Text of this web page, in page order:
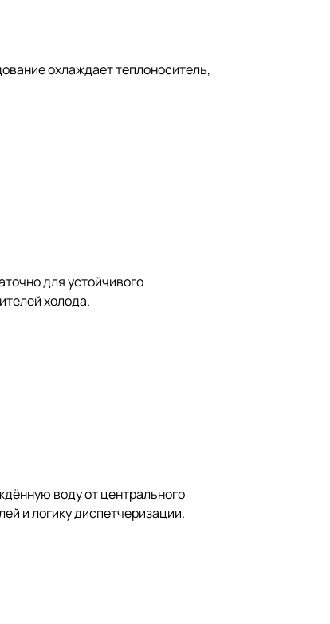
охлаждает теплоноситель,
для устойчивого
холода.
воду от центрального
и логику диспетчеризации.